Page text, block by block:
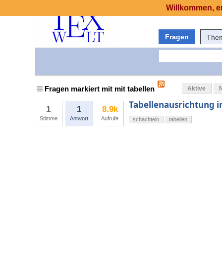
Fragen
Fragen markiert mit mit tabellen Aktive
1
Stimme
1
Antwort
8.9k
Aufrufe
Tabellenausrichtung
schachteln tabellen
Willkommen,